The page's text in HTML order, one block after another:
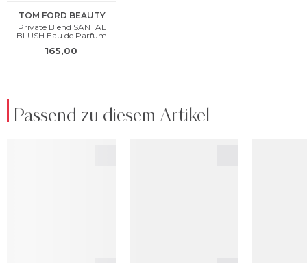
Passend zu diesem Artikel